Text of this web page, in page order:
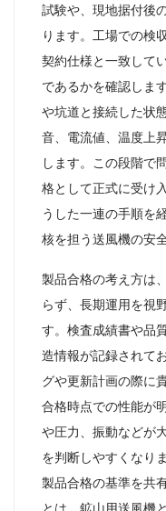
試験や、現地据付後
ります。工場での検
契約仕様と一致して
であるかを確認しま
や坑道と接続した状
音、電流値、温度上
します。この段階で
格として正式に受け
うした一連の手順を
核を担う送風機の安
製品合格の考え方は
らず、長期運用を視
す。検査成績書や品
造情報が記録されて
グや更新計画の際に
合格時点での性能が
や圧力、振動などが
を判断しやすくなり
製品合格の基準を共